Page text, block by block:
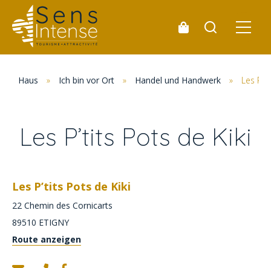
Haus » Ich bin vor Ort » Handel und Handwerk » Les
Les P’tits Pots de Kiki
Les P’tits Pots de Kiki
22 Chemin des Cornicarts
89510 ETIGNY
Route anzeigen